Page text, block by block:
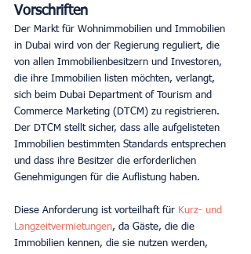
Vorschriften
Der Markt für Wohnimmobilien und Immobilien
in Dubai wird von der Regierung reguliert, die
von allen Immobilienbesitzern und Investoren,
die ihre Immobilien listen möchten, verlangt,
sich beim Dubai Department of Tourism and
Commerce Marketing (DTCM) zu registrieren.
Der DTCM stellt sicher, dass alle aufgelisteten
Immobilien bestimmten Standards entsprechen
und dass ihre Besitzer die erforderlichen
Genehmigungen für die Auflistung haben.
Diese Anforderung ist vorteilhaft für Kurz- und
Langzeitvermietungen, da Gäste, die die
Immobilien kennen, die sie nutzen werden,